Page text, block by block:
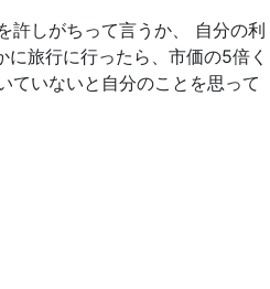
許しがちって言うか、 自分の利
旅行に行ったら、市価の5倍く
ていないと自分のことを思って